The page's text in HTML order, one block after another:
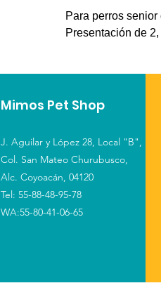
Para perros
Presentación de
Mimos Pet Shop
J. Aguilar y López 28, Local "B",
Col. San Mateo Churubusco,
Alc. Coyoacán, 04120
Tel: 55-88-48-95-78
WA:55-80-41-06-65